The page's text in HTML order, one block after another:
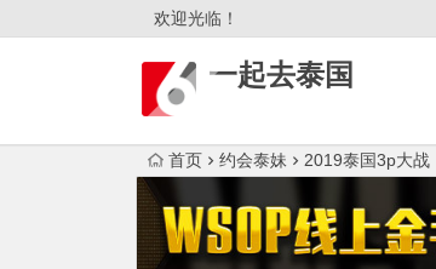
欢迎光临！
一起去泰国
首页 约会泰妹 2019泰国3p大战